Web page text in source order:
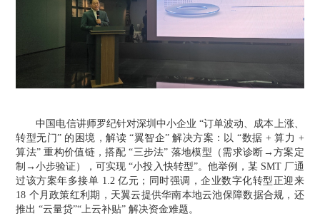
中国电信讲师罗纪针对深圳中小企业 “订单波动、成本上涨、
转型无门” 的困境，解读 “翼智企” 解决方案：以 “数据 + 算力 +
算法” 重构价值链，搭配 “三步法” 落地模型（需求诊断→方案定
制→小步验证），可实现 “小投入快转型”。他举例，某 SMT 厂通
过该方案年多接单 1.2 亿元；同时强调，企业数字化转型正迎来
18 个月政策红利期，天翼云提供华南本地云池保障数据合规，还
推出 “云量贷”“上云补贴” 解决资金难题。